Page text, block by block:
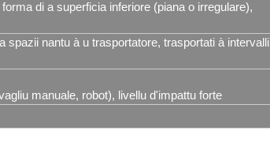
di a superficia inferiore (piana o irregulare),
spazii nantu à u trasportatore, trasportati à intervalli
manuale, robot), livellu d'impattu forte